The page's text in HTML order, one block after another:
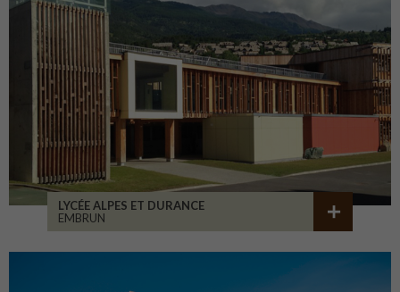
LYCÉE ALPES ET DURANCE
EMBRUN